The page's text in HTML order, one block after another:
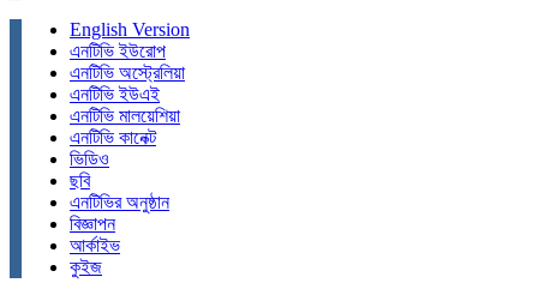
English Version
এনটিভি ইউরোপ
এনটিভি অস্ট্রেলিয়া
এনটিভি ইউএই
এনটিভি মালয়েশিয়া
এনটিভি কানেক্ট
ভিডিও
ছবি
এনটিভির অনুষ্ঠান
বিজ্ঞাপন
আর্কাইভ
কুইজ